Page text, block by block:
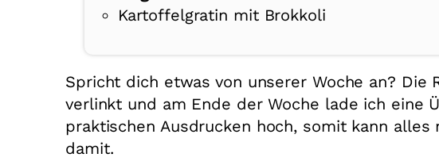
Kartoffelgratin mit Brokkoli
Spricht dich etwas von unserer Woche an? Die
verlinkt und am Ende der Woche lade ich eine
praktischen Ausdrucken hoch, somit kann alles
damit.